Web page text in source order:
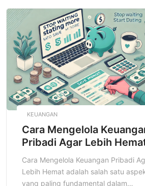
petualangan. Seiring dengan
populernya konsep wisata berbasis
pengalaman, wisata petualangan
menjadi salah satu pilihan utama bagi
para pelancong yang ingin
sensasi baru di luar rutinitas sehari-
hari. […]
KEUANGAN
Cara Mengelola
Pribadi Agar Lebih
Cara Mengelola Keuangan Pribadi
Lebih Hemat adalah salah satu
yang paling fundamental dalam